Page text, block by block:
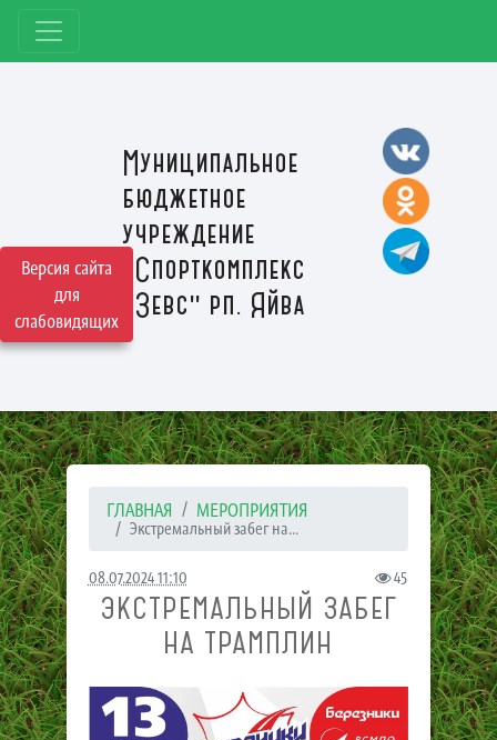
Версия сайта
для
слабовидящих
Муниципальное
бюджетное
учреждение
"Спорткомплекс
"Зевс" рп. Яйва
ГЛАВНАЯ МЕРОПРИЯТИЯ
Экстремальный забег на...
08.07.2024 11:10 45
ЭКСТРЕМАЛЬНЫЙ ЗАБЕГ
НА ТРАМПЛИН